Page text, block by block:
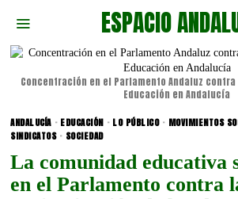
ESPACIO
Concentración en el Parlamento Andaluz
Educación en Andalucía
ANDALUCÍA · EDUCACIÓN · LO PÚBLICO · MOVIMIENTOS
SINDICATOS · SOCIEDAD
La comunidad educativa
en el Parlamento contra